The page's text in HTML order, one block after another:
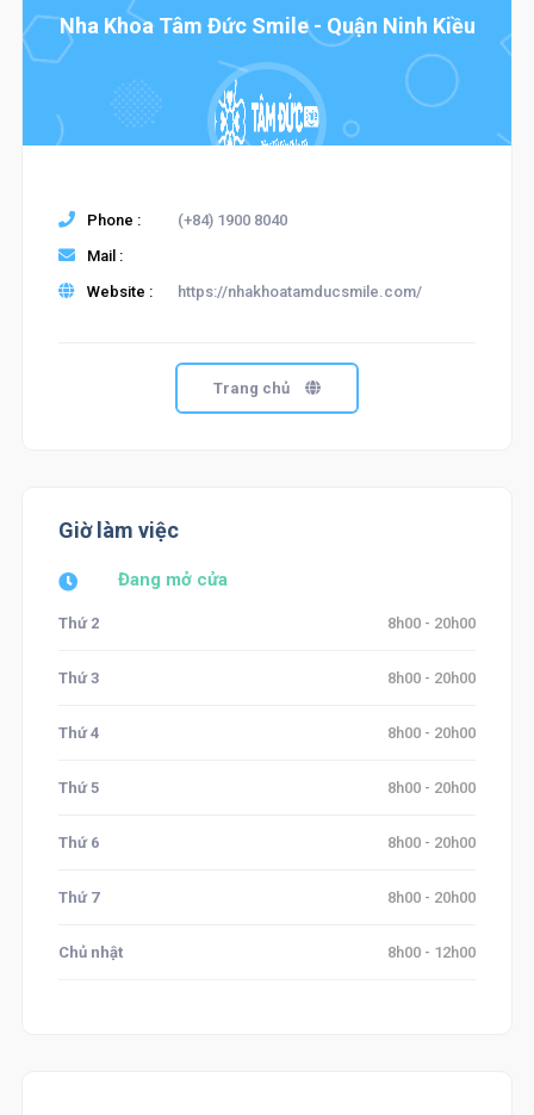
Nha Khoa Tâm Đức Smile - Quận Ninh Kiều
Phone :
(+84) 1900 8040
Mail :
Website :
https://nhakhoatamducsmile.com/
Trang chủ
Giờ làm việc
Đang mở cửa
Thứ 2 8h00 - 20h00
Thứ 3 8h00 - 20h00
Thứ 4 8h00 - 20h00
Thứ 5 8h00 - 20h00
Thứ 6 8h00 - 20h00
Thứ 7 8h00 - 20h00
Chủ nhật 8h00 - 12h00